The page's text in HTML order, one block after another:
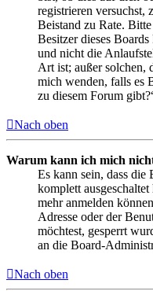
registrieren versuchst,
Beistand zu Rate.
Besitzer dieses
und nicht die
Art ist; außer solchen,
mich wenden, falls es
zu diesem Forum
Nach oben
Warum kann ich mich
Es kann sein, dass
komplett
mehr anmelden
Adresse oder der
möchtest, gesperrt
an die Board-
Nach oben